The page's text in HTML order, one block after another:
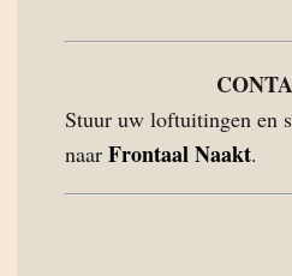
Stuur uw loftuitingen en
naar Frontaal Naakt.